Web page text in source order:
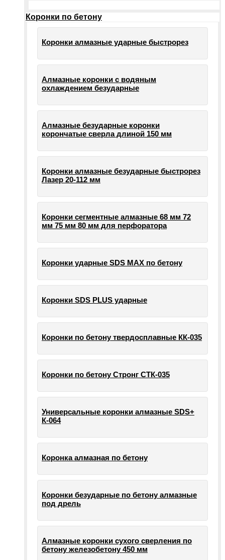
Коронки по бетону
Коронки алмазные ударные быстрорез
Алмазные коронки с водяным
охлаждением безударные
Алмазные безударные коронки
корончатые сверла длиной 150 мм
Коронки алмазные безударные быстрорез
Лазер 20-112 мм
Коронки сегментные алмазные 68 мм 72
мм 75 мм 80 мм для перфоратора
Коронки ударные SDS MAX по бетону
Коронки SDS PLUS ударные
Коронки по бетону твердосплавные КК-035
Коронки по бетону Стронг СТК-035
Универсальные коронки алмазные SDS+
К-064
Коронка алмазная по бетону
Коронки безударные по бетону алмазные
под дрель
Алмазные коронки сухого сверления по
бетону железобетону 450 мм